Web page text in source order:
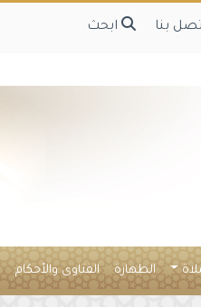
بنا ابحث
الطهارة الفتاوى والأحكام